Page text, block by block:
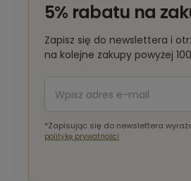
5% rabatu na
Zapisz się do newslettera i
na kolejne zakupy powyżej 100
*Zapisując się do newslettera
politykę prywatności